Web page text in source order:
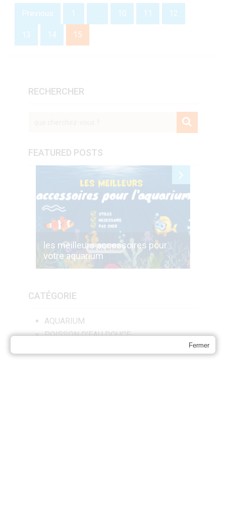
Previous 1 … 10 11 12
13 14 15
RECHERCHER
FEATURED POSTS
les meilleurs accessoires pour
votre aquarium
CATÉGORIE
AQUARIUM
POISSON D’EAU DOUCE
Fermer